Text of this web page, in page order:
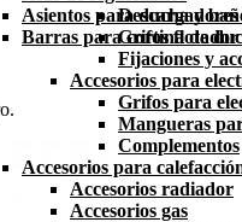
Grifos flotador
Fijaciones y
Accesorios para
Grifos para
Mangueras
Complementos
Accesorios para
Accesorios radiador
Accesorios gas
Asientos para ducha y
Barras para cortina de